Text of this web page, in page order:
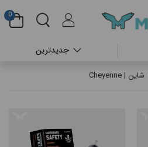
0
شاین | Cheyenne
جدیدترین